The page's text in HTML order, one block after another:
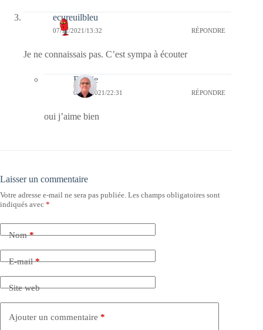
ecureuilbleu
07/11/2021/13:32 RÉPONDRE
Je ne connaissais pas. C’est sympa à écouter
Bernie
07/11/2021/22:31 RÉPONDRE
oui j’aime bien
Laisser un commentaire
Votre adresse e-mail ne sera pas publiée. Les champs obligatoires sont
indiqués avec *
Nom*
E-mail*
Site web
Ajouter un commentaire *